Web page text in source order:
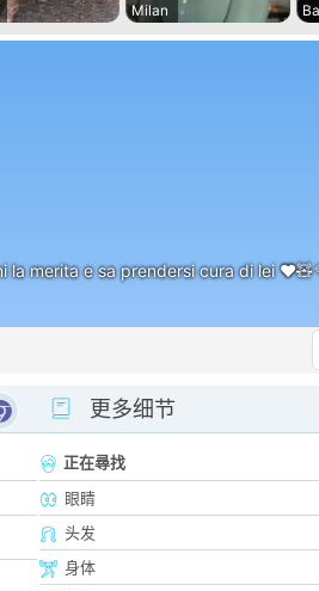
Milan
la merita e sa prendersi cura di lei
更多细节
正在尋找
眼睛
头发
身体